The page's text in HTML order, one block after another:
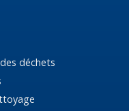
déchets